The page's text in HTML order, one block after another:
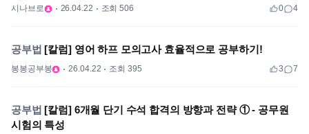
시나브로 26.04.22 조회 506 0 4
공부법 [칼럼] 영어 하프 모의고사 효율적으로 공부하기!
봉봉공부봉 26.04.22 조회 395 3 7
공부법 [칼럼] 6개월 단기 수석 합격의 방향과 전략 ① - 공무원
시험의 특성